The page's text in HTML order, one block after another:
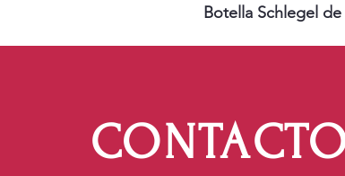
Botella Schlegel